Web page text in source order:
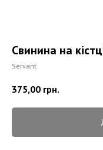
Свинина на
Servant
375,00 грн.